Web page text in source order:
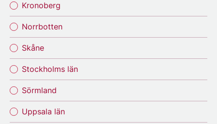
Kronoberg
Norrbotten
Skåne
Stockholms län
Sörmland
Uppsala län